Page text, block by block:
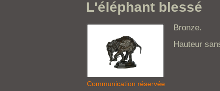
L'éléphant blessé
Communication réservée
Bronze.
Hauteur